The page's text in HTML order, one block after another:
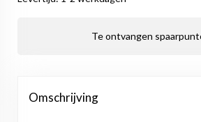
Te ontvangen
Omschrijving